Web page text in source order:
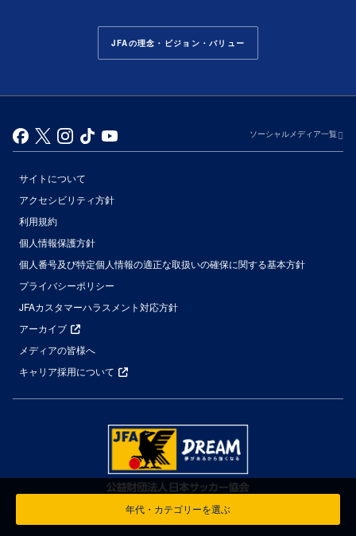
年代・カテゴリーを選ぶ
JFAの理念・ビジョン・バリュー
ソーシャルメディア一覧
サイトについて
アクセシビリティ方針
利用規約
個人情報保護方針
個人番号及び特定個人情報の適正な取扱いの確保に関する基本方針
プライバシーポリシー
JFAカスタマーハラスメント対応方針
アーカイブ
メディアの皆様へ
キャリア採用について
© Japan Football Association All Rights Reserved.